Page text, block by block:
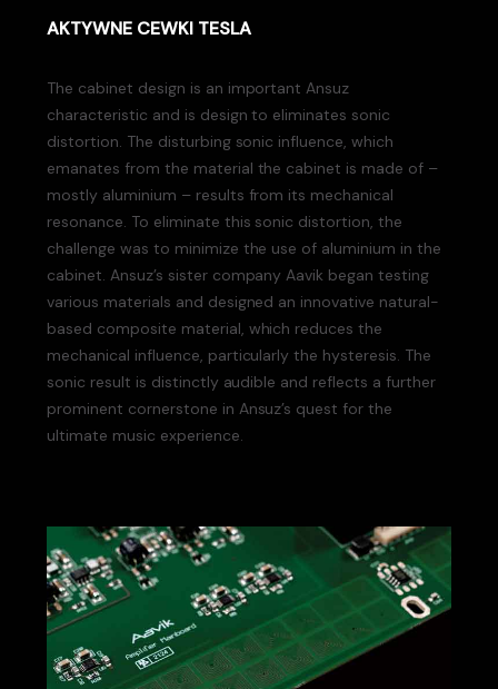
AKTYWNE CEWKI TESLA
The cabinet design is an important Ansuz
characteristic and is design to eliminates sonic
distortion. The disturbing sonic influence, which
emanates from the material the cabinet is made of –
mostly aluminium – results from its mechanical
resonance. To eliminate this sonic distortion, the
challenge was to minimize the use of aluminium in the
cabinet. Ansuz’s sister company Aavik began testing
various materials and designed an innovative natural-
based composite material, which reduces the
mechanical influence, particularly the hysteresis. The
sonic result is distinctly audible and reflects a further
prominent cornerstone in Ansuz’s quest for the
ultimate music experience.